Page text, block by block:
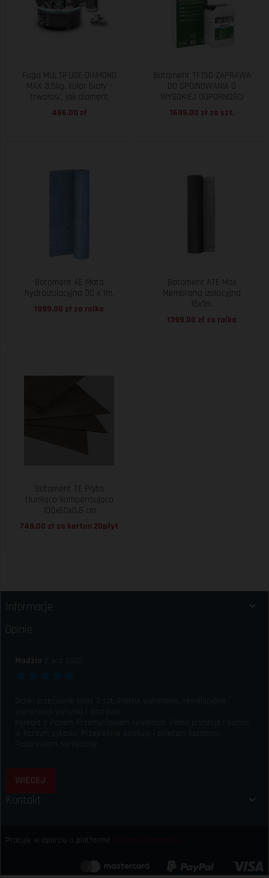
Fuga MULTIFUGE DIAMOND
MAX 3,5kg. kolor biały -
trwałość, jak diament
486.00 zł
Botament TF150 ZAPRAWA
DO SPOINOWANIA O
WYSOKIEJ ODPORNOŚCI
1699.00 zł za szt.
Botament AE Mata
hydroizolacyjna 30 x 1m.
1999.00 zł za rolka
Botament ATE Max
Membrana izolacyjna
15x1m.
1399.00 zł za rolka
Botament TE Płyta
tłumiąco-kompensująca
100x60x0,6 cm
749.00 zł za karton 20płyt
Informacje
Opinie
WIĘCEJ
Kontakt
Pracuje w oparciu o platformę Extreme Commerce